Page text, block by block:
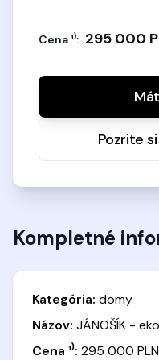
Cena ¹⁾: 295 000
Pozrite
Kompletné
Kategória: domy
Názov: JÁNOŠÍK -
Cena ¹⁾: 295 000 PLN